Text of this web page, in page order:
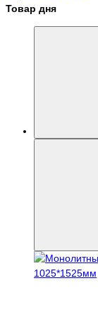
Товар дня